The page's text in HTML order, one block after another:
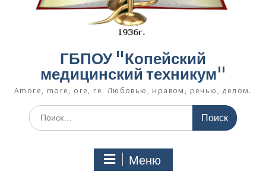
ГБПОУ "Копейский
медицинский техникум"
Amore, more, ore, re. Любовью, нравом, речью, делом.
Поиск
по:
Меню